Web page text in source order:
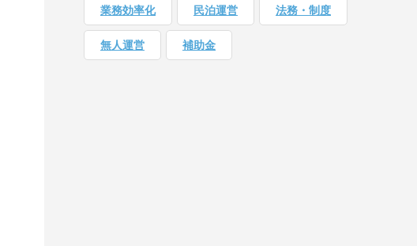
業務効率化 民泊運営 法務・制度
無人運営 補助金